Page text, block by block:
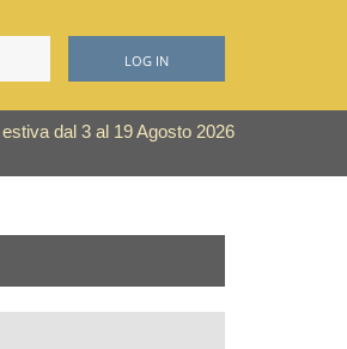
LOG IN
dal 3 al 19 Agosto 2026